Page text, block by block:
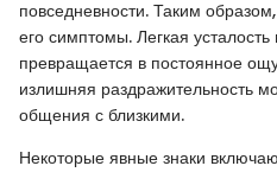
повседневности. Таким
его симптомы. Легкая
превращается в постоянное
излишняя раздражительность
общения с близкими.
Некоторые явные знаки